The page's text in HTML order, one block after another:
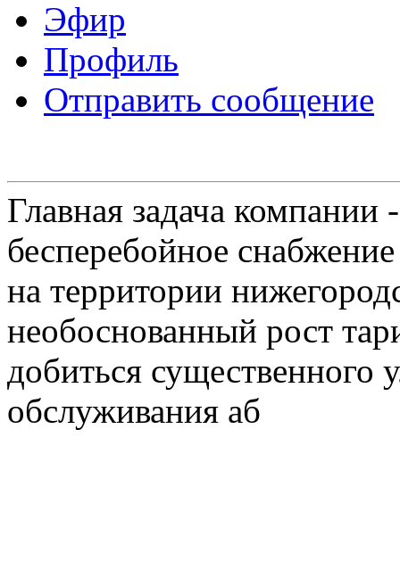
Эфир
Профиль
Отправить сообщение
Главная задача
бесперебойное
на территории
необоснованный рост
добиться существенного
обслуживания аб